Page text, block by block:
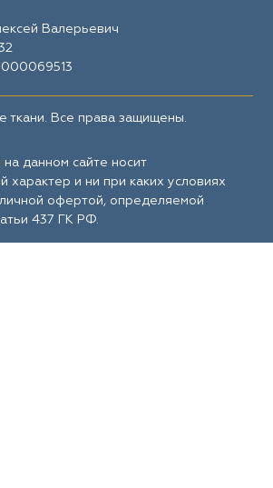
Валерьевич
Все права защищены.
данном сайте носит
характер и ни при каких условиях
офертой, определяемой
437 ГК РФ.